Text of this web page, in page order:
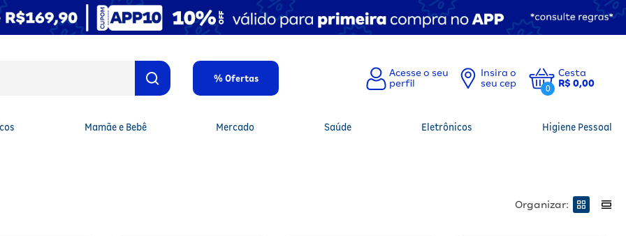
% Ofertas
Insira o
seu cep
0
Cesta
R$ 0,00
Mamãe e Bebê Mercado Saúde Eletrônicos Higiene Pessoal
Organizar: